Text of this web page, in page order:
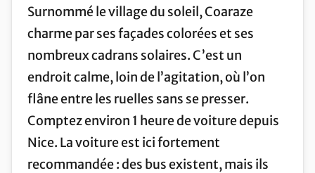
Surnommé le village du soleil, Coaraze
charme par ses façades colorées et ses
nombreux cadrans solaires. C’est un
endroit calme, loin de l’agitation, où l’on
flâne entre les ruelles sans se presser.
Comptez environ 1 heure de voiture depuis
Nice. La voiture est ici fortement
recommandée : des bus existent, mais ils